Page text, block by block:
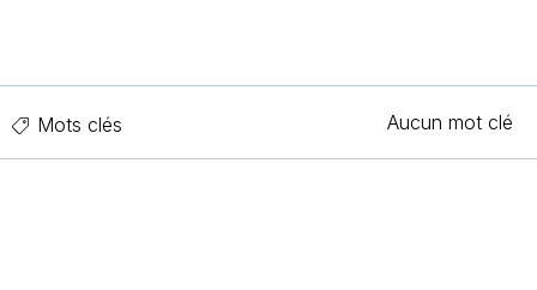
Mots clés Aucun mot clé